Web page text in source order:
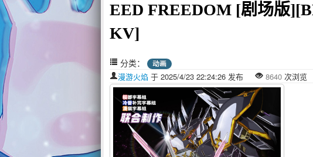
EED FREEDOM [剧场版
KV]
分类： 动画
漫游火焰 于 2025/4/23 22:24:26 发布 8640 次浏览